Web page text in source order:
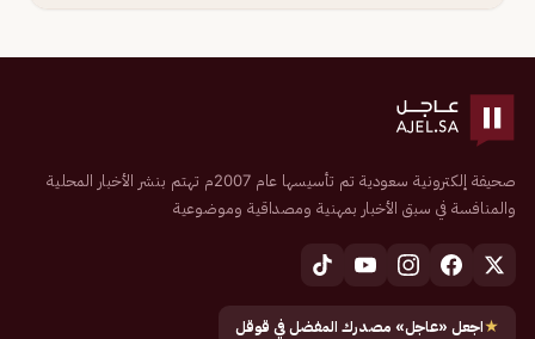
صحيفة إلكترونية سعودية تم تأسيسها عام 2007م تهتم بنشر الأخبار المحلية
والمنافسة في سبق الأخبار بمهنية ومصداقية وموضوعية
★اجعل «عاجل» مصدرك المفضل في قوقل